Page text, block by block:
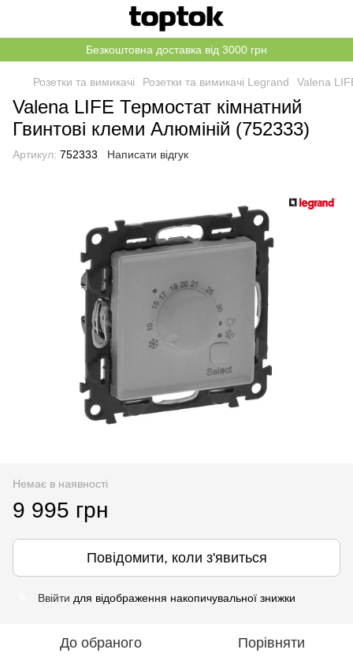
Безкоштовна доставка від 3000 грн
Розетки та вимикачі Розетки та вимикачі Legrand Valena
Valena LIFE Термостат кімнатний
Гвинтові клеми Алюміній (752333)
Артикул: 752333 Написати відгук
Немає в наявності
9 995 грн
Повідомити, коли з'явиться
Ввійти для відображення накопичувальної знижки
До обраного Порівняти